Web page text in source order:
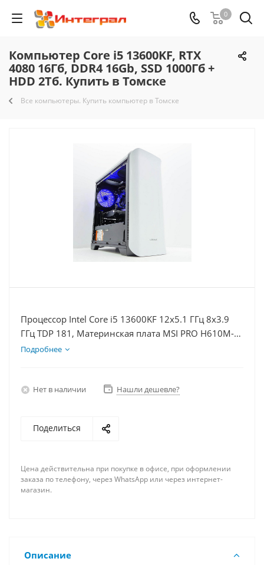
0
Компьютер Core i5 13600KF, RTX
4080 16Гб, DDR4 16Gb, SSD 1000Гб +
HDD 2Тб. Купить в Томске
Все компьютеры. Купить компьютер в Томске
Процессор Intel Core i5 13600KF 12x5.1 ГГц 8x3.9
ГГц TDP 181, Материнская плата MSI PRO H610M-E,
Видеокарта RTX 4080 16Гб, Память DDR4 16Gb,
Подробнее
Нет в наличии Нашли дешевле?
Поделиться
Цена действительна при покупке в офисе, при оформлении
заказа по телефону, через WhatsApp или через интернет-
магазин.
Описание